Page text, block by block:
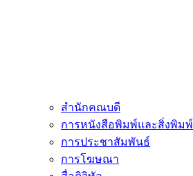
สำนักคณบดี
การหนังสือพิมพ์และสิ่งพิมพ์
การประชาสัมพันธ์
การโฆษณา